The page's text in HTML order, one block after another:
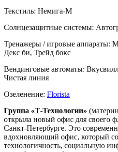
Текстиль: Немига-М
Солнцезащитные системы:
Тренажеры / игровые аппараты:
Декс би, Трейд бокс
Вендинговые автоматы:
Чистая линия
Озеленение: Florista
Группа «Т-Технологии»
открыла новый офис для своего
Санкт-Петербурге. Это
вдохновляющий офис, который
технологичность, социальную